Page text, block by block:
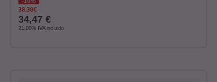
38,30€
34,47 €
21.00% IVA incluido